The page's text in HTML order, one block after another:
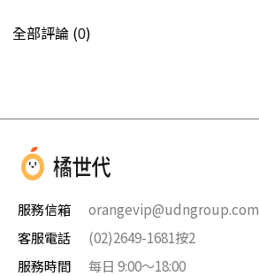
全部評論 (0)
服務信箱
orangevip@udngroup.com
客服電話
(02)2649-1681按2
服務時間
每日 9:00～18:00